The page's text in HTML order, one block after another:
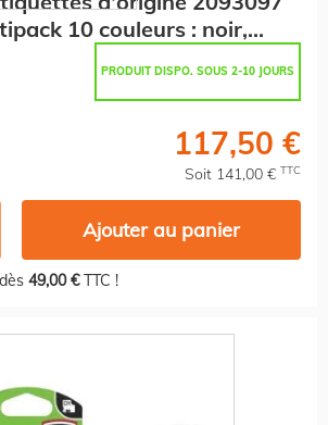
10 couleurs : noir,
PRODUIT DISPO. SOUS 2-10 JOURS
117,50 €
Soit 141,00 € TTC
Ajouter au panier
49,00 €TTC !